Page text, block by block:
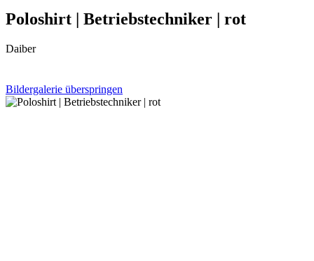
Poloshirt | Betriebstechniker | rot
Daiber
Bildergalerie überspringen